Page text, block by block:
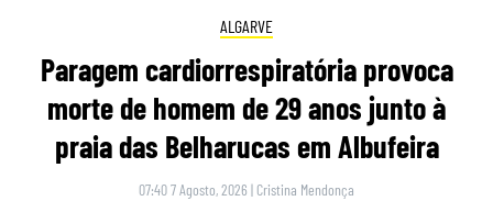
ALGARVE
Paragem cardiorrespiratória provoca
morte de homem de 29 anos junto à
praia das Belharucas em Albufeira
07:40 7 Agosto, 2026 | Cristina Mendonça